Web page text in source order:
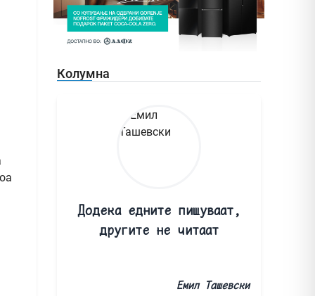
Колумна
Додека едните пишуваат,
другите не читаат
Емил Ташевски